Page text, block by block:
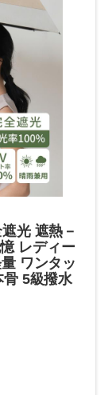
光 遮熱－
レディー
ワンタッ
5級撥水